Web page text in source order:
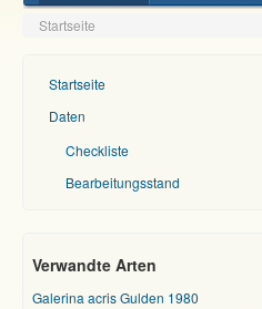
Startseite
Startseite
Daten
Checkliste
Bearbeitungsstand
Verwandte Arten
Galerina acris Gulden 1980